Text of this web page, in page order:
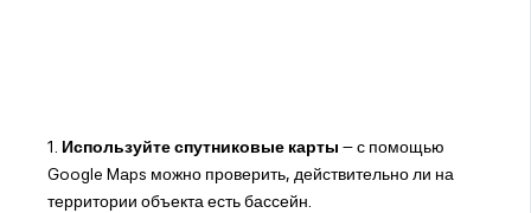
1. Используйте спутниковые карты – с помощью
Google Maps можно проверить, действительно ли на
территории объекта есть бассейн.